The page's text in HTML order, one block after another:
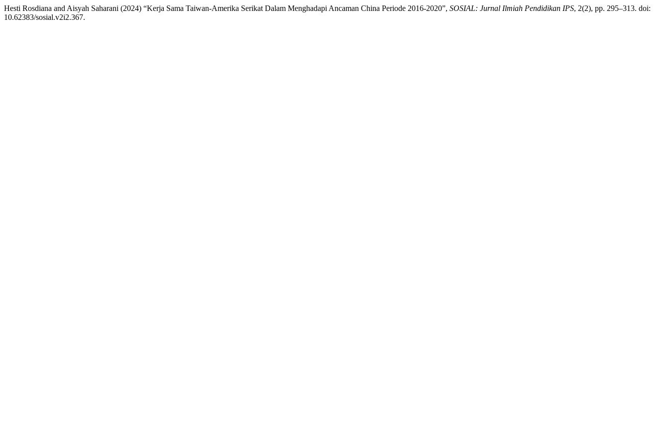
Hesti Rosdiana and Aisyah Saharani (2024) “Kerja Sama Taiwan-Amerika Serikat Dalam Menghadapi Ancaman China Periode 2016-2020”, SOSIAL: Jurnal Ilmiah Pendidikan IPS, 2(2), pp. 295–313. doi:
10.62383/sosial.v2i2.367.